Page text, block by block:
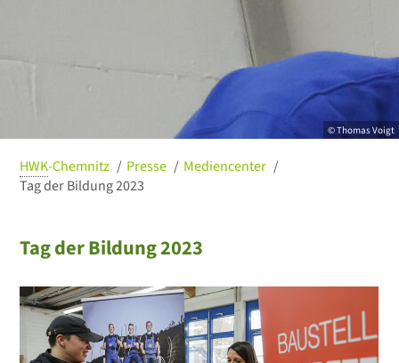
© Thomas Voigt
HWK-Chemnitz Presse
Mediencenter
Tag der Bildung 2023
Tag der Bildung 2023